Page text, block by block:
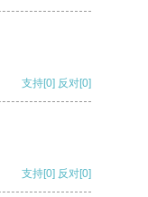
支持[0] 反对[0]
支持[0] 反对[0]